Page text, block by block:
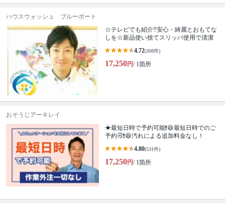
ハウスウォッシュ ブルーポート
☆テレビでも紹介‼安心・綺麗とおもてな
しを☆新品使い捨てスリッパ使用で清潔
4.72(308件)
17,250円/ 1箇所
おそうじアーキレイ
☀最短日時で予約可能❗😆最短日時でのご
予約🉑❗️😆汚れによる追加料金なし！
4.80(531件)
17,250円/ 1箇所